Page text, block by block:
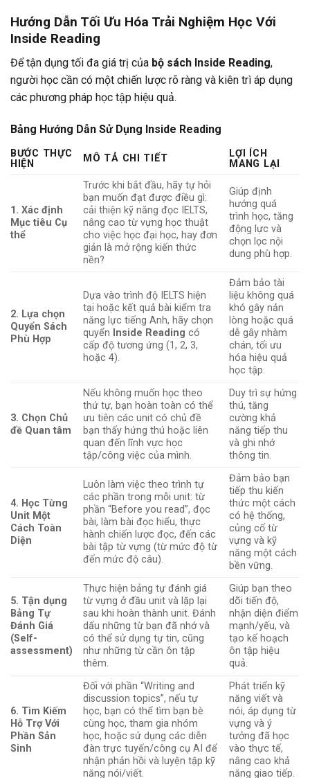
Hướng Dẫn Tối Ưu Hóa Trải Nghiệm Học Với
Inside Reading
Để tận dụng tối đa giá trị của bộ sách Inside Reading,
người học cần có một chiến lược rõ ràng và kiên trì áp dụng
các phương pháp học tập hiệu quả.
Bảng Hướng Dẫn Sử Dụng Inside Reading
BƯỚC THỰC
HIỆN
MÔ TẢ CHI TIẾT
LỢI ÍCH
MANG LẠI
1. Xác định
Mục tiêu Cụ
thể
Trước khi bắt đầu, hãy tự hỏi
bạn muốn đạt được điều gì:
cải thiện kỹ năng đọc IELTS,
nâng cao từ vựng học thuật
cho việc học đại học, hay đơn
giản là mở rộng kiến thức
nền?
Giúp định
hướng quá
trình học, tăng
động lực và
chọn lọc nội
dung phù hợp.
2. Lựa chọn
Quyển Sách
Phù Hợp
Dựa vào trình độ IELTS hiện
tại hoặc kết quả bài kiểm tra
năng lực tiếng Anh, hãy chọn
quyển Inside Reading có
cấp độ tương ứng (1, 2, 3,
hoặc 4).
Đảm bảo tài
liệu không quá
khó gây nản
lòng hoặc quá
dễ gây nhàm
chán, tối ưu
hóa hiệu quả
học tập.
3. Chọn Chủ
đề Quan tâm
Nếu không muốn học theo
thứ tự, bạn hoàn toàn có thể
ưu tiên các unit có chủ đề
bạn thấy hứng thú hoặc liên
quan đến lĩnh vực học
tập/công việc của mình.
Duy trì sự hứng
thú, tăng
cường khả
năng tiếp thu
và ghi nhớ
thông tin.
4. Học Từng
Unit Một
Cách Toàn
Diện
Luôn làm việc theo trình tự
các phần trong mỗi unit: từ
phần “Before you read”, đọc
bài, làm bài đọc hiểu, thực
hành chiến lược đọc, đến các
bài tập từ vựng (từ mức độ từ
đến mức độ câu).
Đảm bảo bạn
tiếp thu kiến
thức một cách
có hệ thống,
củng cố từ
vựng và kỹ
năng một cách
bền vững.
5. Tận dụng
Bảng Tự
Đánh Giá
(Self-
assessment)
Thực hiện bảng tự đánh giá
từ vựng ở đầu unit và lặp lại
sau khi hoàn thành unit. Đánh
dấu những từ bạn đã nhớ và
có thể sử dụng tự tin, cũng
như những từ cần ôn tập
thêm.
Giúp bạn theo
dõi tiến độ,
nhận diện điểm
mạnh/yếu, và
tạo kế hoạch
ôn tập hiệu
quả.
6. Tìm Kiếm
Hỗ Trợ Với
Phần Sản
Sinh
Đối với phần “Writing and
discussion topics”, nếu tự
học, bạn có thể tìm bạn bè
cùng học, tham gia nhóm
học, hoặc sử dụng các diễn
đàn trực tuyến/công cụ AI để
nhận phản hồi và luyện tập kỹ
năng nói/viết.
Phát triển kỹ
năng viết và
nói, áp dụng từ
vựng và ý
tưởng đã học
vào thực tế,
nâng cao khả
năng giao tiếp.